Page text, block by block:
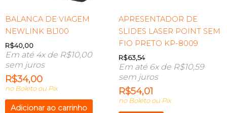
BALANCA DE VIAGEM
NEWLINK BL100
R$40,00
Em até 4x de R$10,00
sem juros
R$34,00
no Boleto ou Pix
Adicionar ao carrinho
APRESENTADOR DE
SLIDES LASER POINT SEM
FIO PRETO KP-8009
R$63,54
Em até 6x de R$10,59
sem juros
R$54,01
no Boleto ou Pix